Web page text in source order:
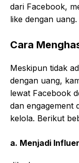
dari Facebook,
like dengan uang.
Cara
Meskipun tidak
dengan uang,
lewat Facebook
dan engagement
kelola. Berikut
a. Menjadi